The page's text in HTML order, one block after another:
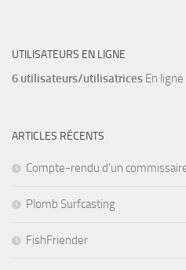
UTILISATEURS EN LIGNE
6 utilisateurs/utilisatrices En ligne
ARTICLES RÉCENTS
Compte-rendu d’un
Plomb Surfcasting
FishFriender